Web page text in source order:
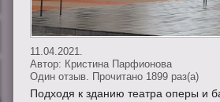
11.04.2021.
Автор: Кристина Парфионова
Один отзыв. Прочитано 1899 раз(a)
Подходя к зданию театра оперы и